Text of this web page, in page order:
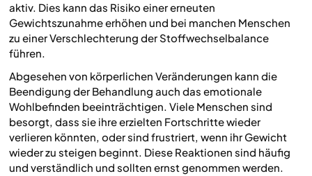
aktiv. Dies kann das Risiko einer erneuten
Gewichtszunahme erhöhen und bei manchen Menschen
zu einer Verschlechterung der Stoffwechselbalance
führen.
Abgesehen von körperlichen Veränderungen kann die
Beendigung der Behandlung auch das emotionale
Wohlbefinden beeinträchtigen. Viele Menschen sind
besorgt, dass sie ihre erzielten Fortschritte wieder
verlieren könnten, oder sind frustriert, wenn ihr Gewicht
wieder zu steigen beginnt. Diese Reaktionen sind häufig
und verständlich und sollten ernst genommen werden.